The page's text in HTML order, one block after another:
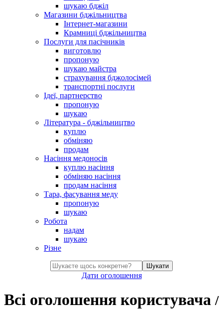
шукаю бджіл
Магазини бджільництва
Інтернет-магазини
Крамниці бджільництва
Послуги для пасічників
виготовлю
пропоную
шукаю майстра
страхування бджолосімей
транспортні послуги
Ідеї, партнерство
пропоную
шукаю
Література - бджільництво
куплю
обміняю
продам
Насіння медоносів
куплю насіння
обміняю насіння
продам насіння
Тара, фасування меду
пропоную
шукаю
Робота
надам
шукаю
Різне
Шукати
Дати оголошення
Всі оголошення користувача/